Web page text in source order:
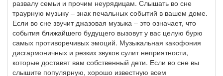
развалу семьи и прочим неурядицам. Слышать во сне
траурную музыку – знак печальных событий в вашем доме.
Если во сне звучит джазовая музыка – это означает, что
события ближайшего будущего вызовут у вас целую бурю
самых противоречивых эмоций. Музыкальная какофония
дисгармоничных и резких звуков сулит неприятности,
которые доставят вам собственный дети. Если во сне вы
слышите популярную, хорошо известную всем